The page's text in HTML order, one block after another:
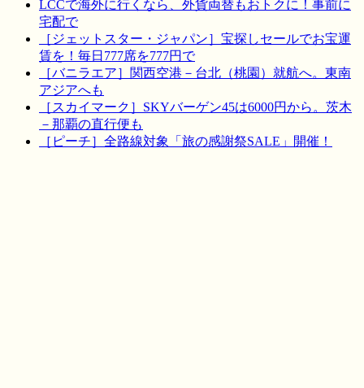
LCCで海外に行くなら、外貨両替もおトクに！事前に
宅配で
［ジェットスター・ジャパン］宝探しセールでお宝運
賃を！毎日777席を777円で
［バニラエア］関西空港－台北（桃園）就航へ。東南
アジアへも
［スカイマーク］SKYバーゲン45は6000円から。茨木
－那覇の直行便も
［ピーチ］全路線対象「旅の感謝祭SALE」開催！